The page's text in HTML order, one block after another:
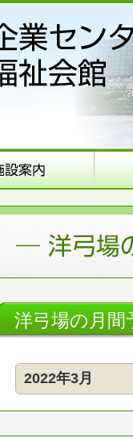
洋弓場の月間
2022年3月